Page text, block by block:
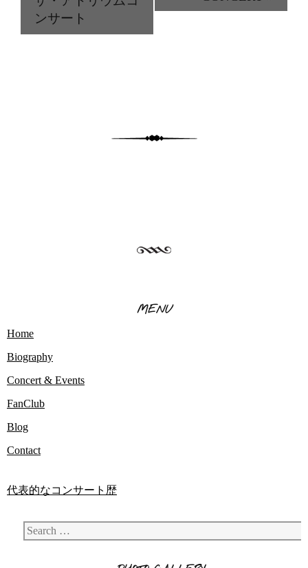
ンサート
MENU
Home
Biography
Concert & Events
FanClub
Blog
Contact
代表的なコンサート歴
Search